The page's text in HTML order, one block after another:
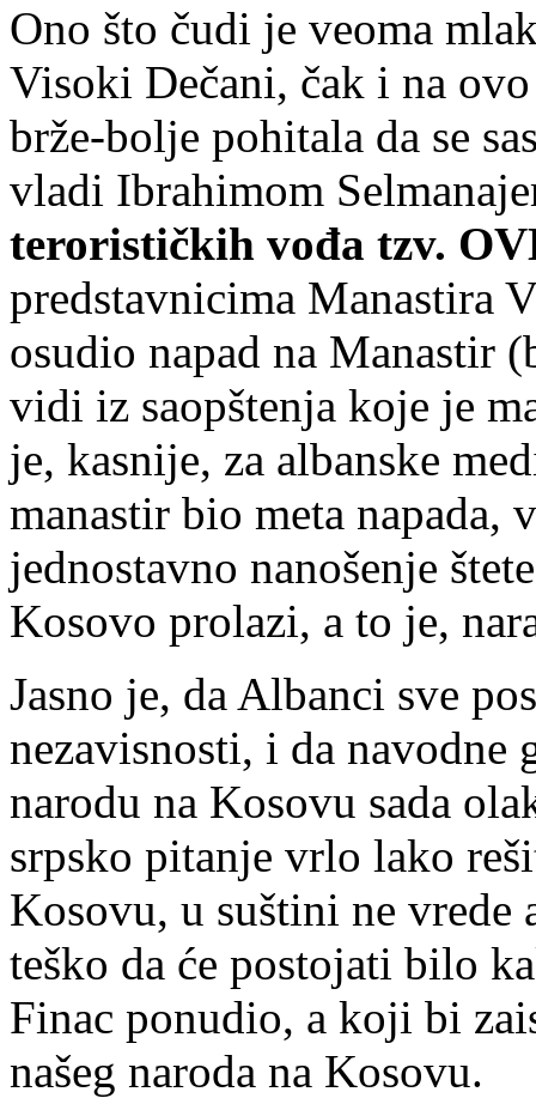
Ono što čudi je veoma
Visoki Dečani, čak i na
brže-bolje pohitala da se
vladi Ibrahimom
terorističkih vođa tzv.
predstavnicima Manastira
osudio napad na Manastir
vidi iz saopštenja koje je
je, kasnije, za albanske
manastir bio meta napada,
jednostavno nanošenje
Kosovo prolazi, a to je,
Jasno je, da Albanci sve
nezavisnosti, i da navodne
narodu na Kosovu sada
srpsko pitanje vrlo lako
Kosovu, u suštini ne vrede
teško da će postojati bilo
Finac ponudio, a koji bi
našeg naroda na Kosovu.